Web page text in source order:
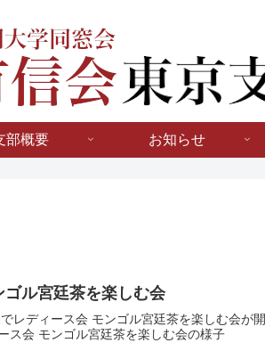
部概要 お知らせ
ゴル宮廷茶を楽しむ会
レディース会 モンゴル宮廷茶を楽しむ会が開
ス会 モンゴル宮廷茶を楽しむ会の様子